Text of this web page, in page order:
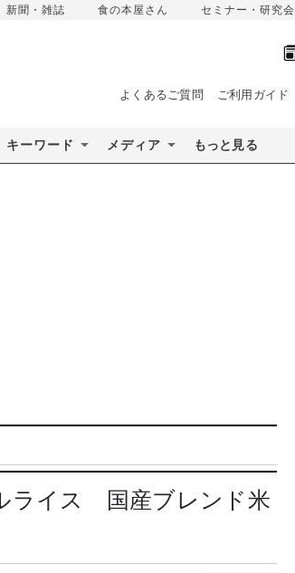
新聞・雑誌 食の本屋さん セミナー・研究会
よくあるご質問 ご利用ガイド
キーワード メディア もっと見る
ライス 国産ブレンド米